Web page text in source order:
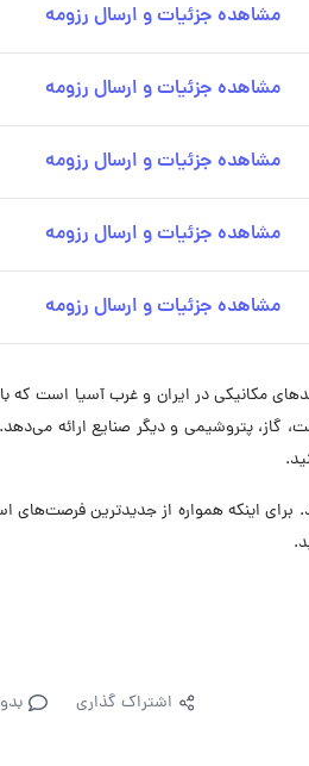
مشاهده جزئیات و ارسال رزومه
مشاهده جزئیات و ارسال رزومه
مشاهده جزئیات و ارسال رزومه
مشاهده جزئیات و ارسال رزومه
مشاهده جزئیات و ارسال رزومه
مکانیکی در ایران و غرب آسیا است که
گاز، پتروشیمی و دیگر صنایع ارائه
استخدام می‌کند. برای اینکه همواره از جدیدترین
اشتراک گذاری